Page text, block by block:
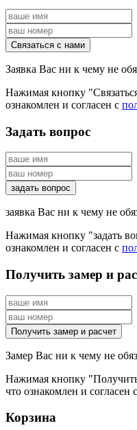
Заявка Вас ни к чему не
Нажимая кнопку
ознакомлен и согласен с
Задать вопрос
заявка Вас ни к чему не
Нажимая кнопку "задать
ознакомлен и согласен с
Получить замер и
Замер Вас ни к чему не
Нажимая кнопку
что ознакомлен и согласен с
Корзина